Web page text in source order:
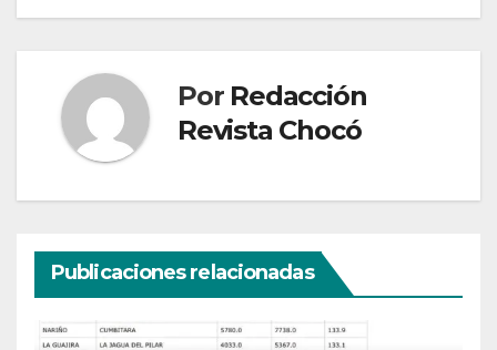
Por Redacción
Revista Chocó
Publicaciones relacionadas